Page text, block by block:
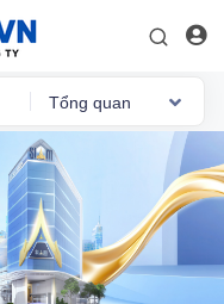
Tổng quan
Reviews
Việc làm
Mức lương